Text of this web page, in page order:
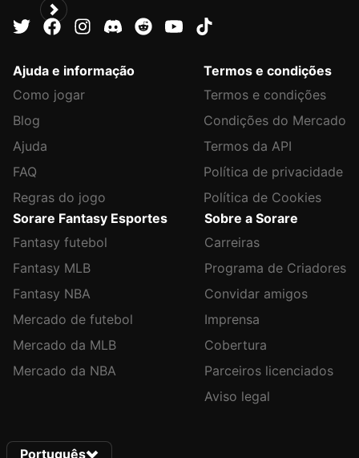
Ajuda e informação
Como jogar
Blog
Ajuda
FAQ
Regras do jogo
Termos e condições
Termos e condições
Condições do Mercado
Termos da API
Política de privacidade
Política de Cookies
Sorare Fantasy Esportes
Fantasy futebol
Fantasy MLB
Fantasy NBA
Mercado de futebol
Mercado da MLB
Mercado da NBA
Sobre a Sorare
Carreiras
Programa de Criadores
Convidar amigos
Imprensa
Cobertura
Parceiros licenciados
Aviso legal
Português